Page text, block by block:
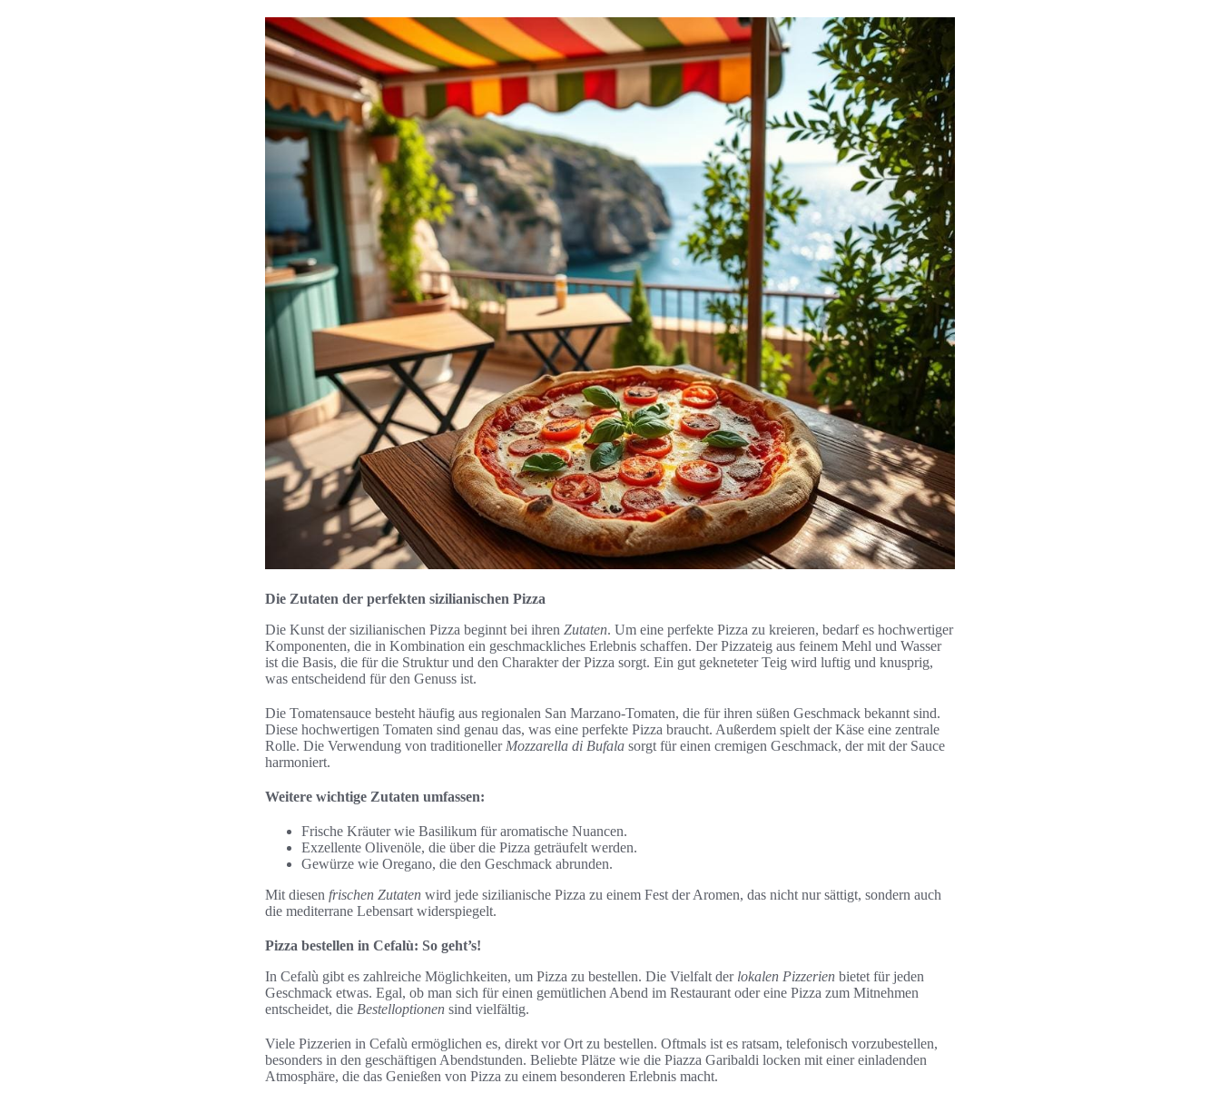
Die Zutaten der perfekten sizilianischen Pizza
Die Kunst der sizilianischen Pizza beginnt bei ihren Zutaten. Um eine perfekte Pizza zu kreieren, bedarf es hochwertiger
Komponenten, die in Kombination ein geschmackliches Erlebnis schaffen. Der Pizzateig aus feinem Mehl und Wasser
ist die Basis, die für die Struktur und den Charakter der Pizza sorgt. Ein gut gekneteter Teig wird luftig und knusprig,
was entscheidend für den Genuss ist.
Die Tomatensauce besteht häufig aus regionalen San Marzano-Tomaten, die für ihren süßen Geschmack bekannt sind.
Diese hochwertigen Tomaten sind genau das, was eine perfekte Pizza braucht. Außerdem spielt der Käse eine zentrale
Rolle. Die Verwendung von traditioneller Mozzarella di Bufala sorgt für einen cremigen Geschmack, der mit der Sauce
harmoniert.
Weitere wichtige Zutaten umfassen:
Frische Kräuter wie Basilikum für aromatische Nuancen.
Exzellente Olivenöle, die über die Pizza geträufelt werden.
Gewürze wie Oregano, die den Geschmack abrunden.
Mit diesen frischen Zutaten wird jede sizilianische Pizza zu einem Fest der Aromen, das nicht nur sättigt, sondern auch
die mediterrane Lebensart widerspiegelt.
Pizza bestellen in Cefalù: So geht’s!
In Cefalù gibt es zahlreiche Möglichkeiten, um Pizza zu bestellen. Die Vielfalt der lokalen Pizzerien bietet für jeden
Geschmack etwas. Egal, ob man sich für einen gemütlichen Abend im Restaurant oder eine Pizza zum Mitnehmen
entscheidet, die Bestelloptionen sind vielfältig.
Viele Pizzerien in Cefalù ermöglichen es, direkt vor Ort zu bestellen. Oftmals ist es ratsam, telefonisch vorzubestellen,
besonders in den geschäftigen Abendstunden. Beliebte Plätze wie die Piazza Garibaldi locken mit einer einladenden
Atmosphäre, die das Genießen von Pizza zu einem besonderen Erlebnis macht.